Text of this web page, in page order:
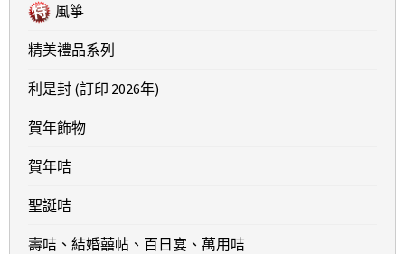
風箏
精美禮品系列
利是封 (訂印 2026年)
賀年飾物
賀年咭
聖誕咭
壽咭、結婚囍帖、百日宴、萬用咭